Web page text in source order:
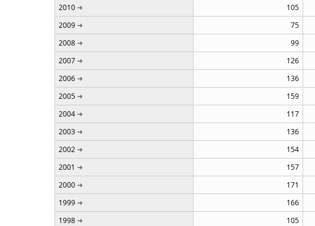
2010
105
2009
75
2008
99
2007
126
2006
136
2005
159
2004
117
2003
136
2002
154
2001
157
2000
171
1999
166
1998
105